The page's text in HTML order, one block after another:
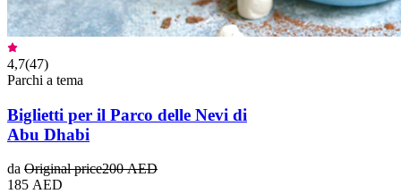
4,7(47)
Parchi a tema
Biglietti per il Parco delle Nevi di
Abu Dhabi
da Original price200 AED
185 AED